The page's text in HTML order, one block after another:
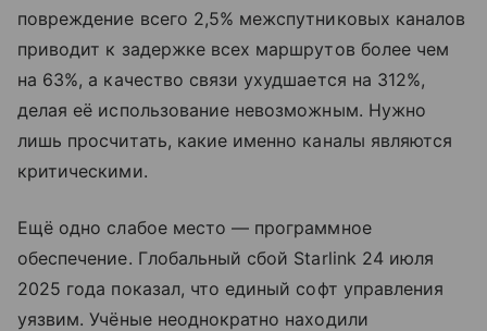
повреждение всего 2,5% межспутниковых каналов
приводит к задержке всех маршрутов более чем
на 63%, а качество связи ухудшается на 312%,
делая её использование невозможным. Нужно
лишь просчитать, какие именно каналы являются
критическими.
Ещё одно слабое место — программное
обеспечение. Глобальный сбой Starlink 24 июля
2025 года показал, что единый софт управления
уязвим. Учёные неоднократно находили